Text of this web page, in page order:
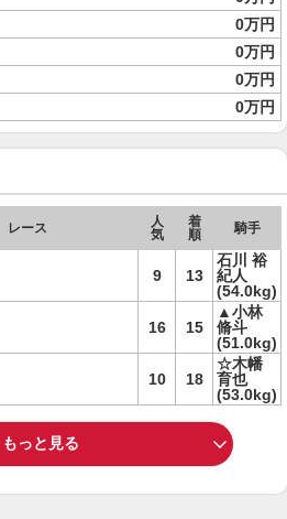
0万円
0万円
0万円
0万円
レース
人
気
着
順
騎手
9 13
石川 裕
紀人
(54.0kg)
16 15
▲小林
脩斗
(51.0kg)
10 18
☆木幡
育也
(53.0kg)
もっと見る